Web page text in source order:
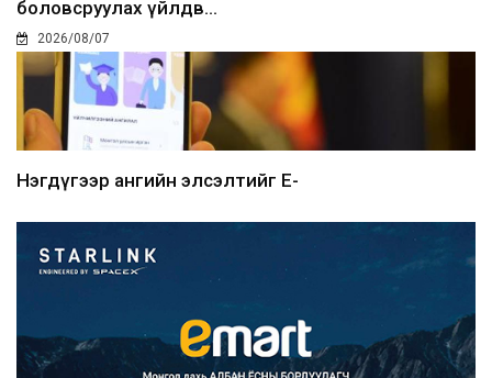
боловсруулах үйлдв...
2026/08/07
Нэгдүгээр ангийн элсэлтийг E-